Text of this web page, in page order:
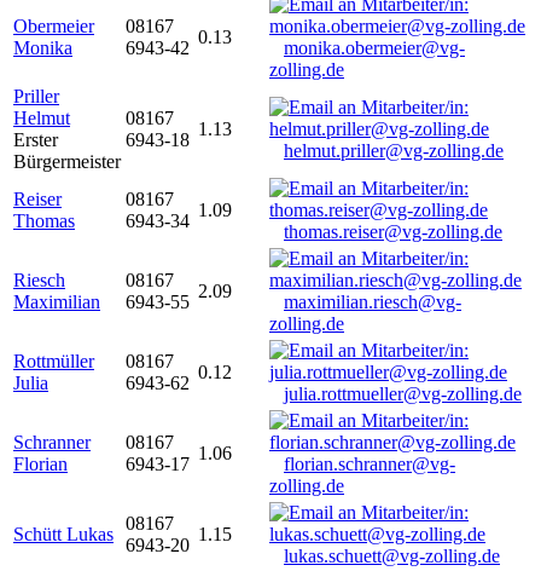
Obermeier
Monika
08167
6943-42
0.13
monika.obermeier@vg-
zolling.de
Priller
Helmut
Erster
Bürgermeister
08167
6943-18
1.13
helmut.priller@vg-zolling.de
Reiser
Thomas
08167
6943-34
1.09
thomas.reiser@vg-zolling.de
Riesch
Maximilian
08167
6943-55
2.09
maximilian.riesch@vg-
zolling.de
Rottmüller
Julia
08167
6943-62
0.12
julia.rottmueller@vg-zolling.de
Schranner
Florian
08167
6943-17
1.06
florian.schranner@vg-
zolling.de
Schütt Lukas
08167
6943-20
1.15
lukas.schuett@vg-zolling.de